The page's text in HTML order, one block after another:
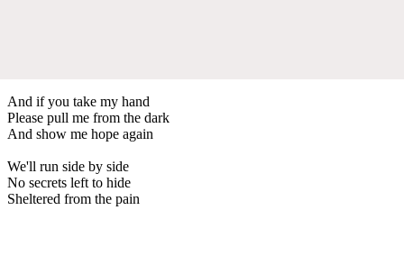
And if you take my hand
Please pull me from the dark
And show me hope again
We'll run side by side
No secrets left to hide
Sheltered from the pain